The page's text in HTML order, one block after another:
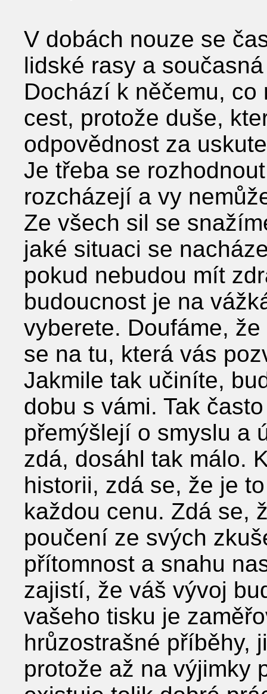
V dobách nouze se
lidské rasy a
Dochází k něčemu,
cest, protože duše,
odpovědnost za
Je třeba se
rozcházejí a vy
Ze všech sil se
jaké situaci se
pokud nebudou mít
budoucnost je na
vyberete. Doufáme,
se na tu, která vás
Jakmile tak učiníte,
dobu s vámi. Tak
přemýšlejí o smyslu a
zdá, dosáhl tak málo.
historii, zdá se, že je
každou cenu. Zdá se,
poučení ze svých
přítomnost a snahu
zajistí, že váš vývoj
vašeho tisku je
hrůzostrašné příběhy,
protože až na výjimky